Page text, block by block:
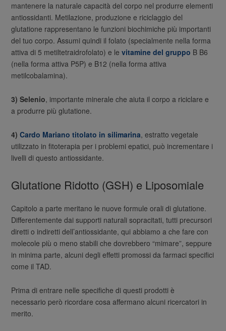
mantenere la naturale capacità del corpo nel produrre elementi
antiossidanti. Metilazione, produzione e riciclaggio del
glutatione rappresentano le funzioni biochimiche più importanti
del tuo corpo. Assumi quindi il folato (specialmente nella forma
attiva di 5 metiltetraidrofolato) e levitamine del gruppo B B6
(nella forma attiva P5P) e B12 (nella forma attiva
metilcobalamina).
3) Selenio, importante minerale che aiuta il corpo a riciclare e
a produrre più glutatione.
4)Cardo Mariano titolato in silimarina, estratto vegetale
utilizzato in fitoterapia per i problemi epatici, può incrementare i
livelli di questo antiossidante.
Glutatione Ridotto (GSH) e Liposomiale
Capitolo a parte meritano le nuove formule orali di glutatione.
Differentemente dai supporti naturali sopracitati, tutti precursori
diretti o indiretti dell’antiossidante, qui abbiamo a che fare con
molecole più o meno stabili che dovrebbero “mimare”, seppure
in minima parte, alcuni degli effetti promossi da farmaci specifici
come il TAD.
Prima di entrare nelle specifiche di questi prodotti è
necessario però ricordare cosa affermano alcuni ricercatori in
merito.